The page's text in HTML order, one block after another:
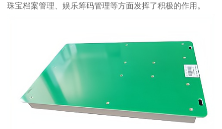
珠宝档案管理、娱乐筹码管理等方面发挥了积极的作用。